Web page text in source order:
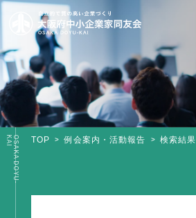
TOP 例会案内・活動報告 検索結果
O
S
A
K
A
D
O
Y
U
-
K
A
I